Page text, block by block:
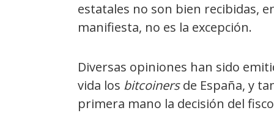
estatales no son bien recibidas,
manifiesta, no es la excepción.
Diversas opiniones han sido
vida los bitcoinersde España, y
primera mano la decisión del